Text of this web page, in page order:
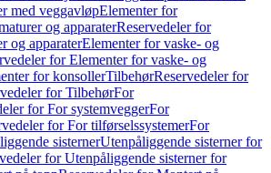
med veggavløpElementer for
og apparaterReservedeler for
og apparaterElementer for vaske- og
for Elementer for vaske- og
for konsollerTilbehørReservedeler for
for TilbehørFor
for For systemveggerFor
for For tilførselssystemerFor
sisternerUtenpåliggende sisterner for
for Utenpåliggende sisterner for